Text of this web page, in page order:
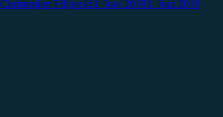
Christopher Filipecki3. Juni 20183. Juni 2018